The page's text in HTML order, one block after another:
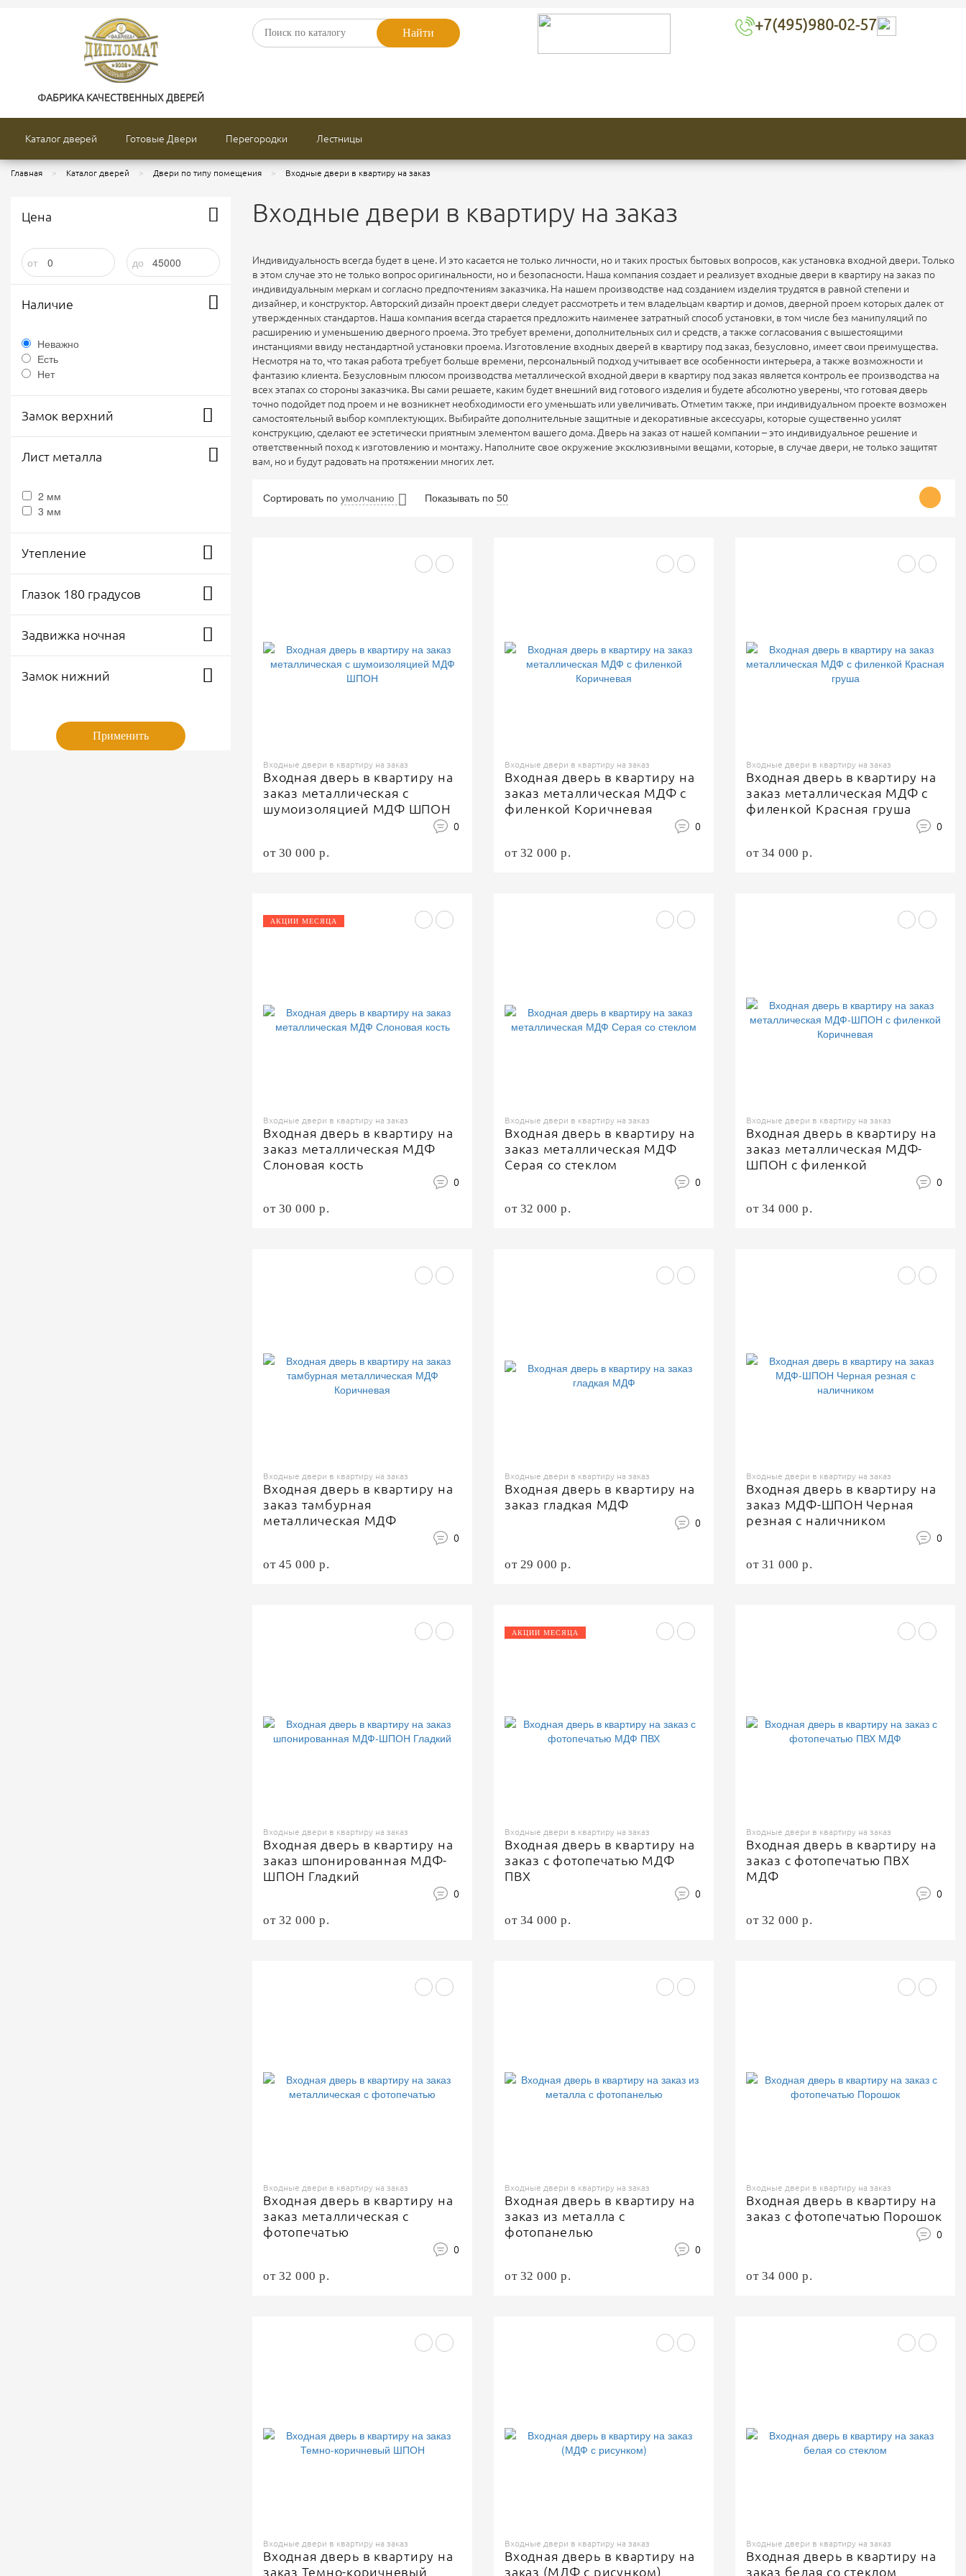
ФАБРИКА КАЧЕСТВЕННЫХ ДВЕРЕЙ
Найти +7(495)980-02-57
Каталог дверей
Двери по назначению Двери по конструкции
Готовые Двери Перегородки Лестницы
Главная Каталог дверей Двери по типу помещения Входные двери в квартиру на заказ
Цена
от до
Наличие
Неважно
Есть
Нет
Замок верхний
Лист металла
2 мм
3 мм
Утепление
Глазок 180 градусов
Задвижка ночная
Замок нижний
Применить
Входные двери в квартиру на заказ
Индивидуальность всегда будет в цене. И это касается не только личности, но и таких простых бытовых вопросов, как установка входной двери. Только
в этом случае это не только вопрос оригинальности, но и безопасности. Наша компания создает и реализует входные двери в квартиру на заказ по
индивидуальным меркам и согласно предпочтениям заказчика. На нашем производстве над созданием изделия трудятся в равной степени и
дизайнер, и конструктор. Авторский дизайн проект двери следует рассмотреть и тем владельцам квартир и домов, дверной проем которых далек от
утвержденных стандартов. Наша компания всегда старается предложить наименее затратный способ установки, в том числе без манипуляций по
расширению и уменьшению дверного проема. Это требует времени, дополнительных сил и средств, а также согласования с вышестоящими
инстанциями ввиду нестандартной установки проема. Изготовление входных дверей в квартиру под заказ, безусловно, имеет свои преимущества.
Несмотря на то, что такая работа требует больше времени, персональный подход учитывает все особенности интерьера, а также возможности и
фантазию клиента. Безусловным плюсом производства металлической входной двери в квартиру под заказ является контроль ее производства на
всех этапах со стороны заказчика. Вы сами решаете, каким будет внешний вид готового изделия и будете абсолютно уверены, что готовая дверь
точно подойдет под проем и не возникнет необходимости его уменьшать или увеличивать. Отметим также, при индивидуальном проекте возможен
самостоятельный выбор комплектующих. Выбирайте дополнительные защитные и декоративные аксессуары, которые существенно усилят
конструкцию, сделают ее эстетически приятным элементом вашего дома. Дверь на заказ от нашей компании – это индивидуальное решение и
ответственный поход к изготовлению и монтажу. Наполните свое окружение эксклюзивными вещами, которые, в случае двери, не только защитят
вам, но и будут радовать на протяжении многих лет.
Сортировать по умолчанию Показывать по 50
Входные двери в квартиру на заказ
Входная дверь в квартиру на
заказ металлическая с
шумоизоляцией МДФ ШПОН
0
от 30 000 р.
Входные двери в квартиру на заказ
Входная дверь в квартиру на
заказ металлическая МДФ с
филенкой Коричневая
0
от 32 000 р.
Входные двери в квартиру на заказ
Входная дверь в квартиру на
заказ металлическая МДФ с
филенкой Красная груша
0
от 34 000 р.
АКЦИИ МЕСЯЦА
Входные двери в квартиру на заказ
Входная дверь в квартиру на
заказ металлическая МДФ
Слоновая кость
0
от 30 000 р.
Входные двери в квартиру на заказ
Входная дверь в квартиру на
заказ металлическая МДФ
Серая со стеклом
0
от 32 000 р.
Входные двери в квартиру на заказ
Входная дверь в квартиру на
заказ металлическая МДФ-
ШПОН с филенкой
0
от 34 000 р.
Входные двери в квартиру на заказ
Входная дверь в квартиру на
заказ тамбурная
металлическая МДФ
0
от 45 000 р.
Входные двери в квартиру на заказ
Входная дверь в квартиру на
заказ гладкая МДФ
0
от 29 000 р.
Входные двери в квартиру на заказ
Входная дверь в квартиру на
заказ МДФ-ШПОН Черная
резная с наличником
0
от 31 000 р.
Входные двери в квартиру на заказ
Входная дверь в квартиру на
заказ шпонированная МДФ-
ШПОН Гладкий
0
от 32 000 р.
АКЦИИ МЕСЯЦА
Входные двери в квартиру на заказ
Входная дверь в квартиру на
заказ с фотопечатью МДФ
ПВХ
0
от 34 000 р.
Входные двери в квартиру на заказ
Входная дверь в квартиру на
заказ с фотопечатью ПВХ
МДФ
0
от 32 000 р.
Входные двери в квартиру на заказ
Входная дверь в квартиру на
заказ металлическая с
фотопечатью
0
от 32 000 р.
Входные двери в квартиру на заказ
Входная дверь в квартиру на
заказ из металла с
фотопанелью
0
от 32 000 р.
Входные двери в квартиру на заказ
Входная дверь в квартиру на
заказ с фотопечатью Порошок
0
от 34 000 р.
Входные двери в квартиру на заказ
Входная дверь в квартиру на
заказ Темно-коричневый
Входные двери в квартиру на заказ
Входная дверь в квартиру на
заказ (МДФ с рисунком)
Входные двери в квартиру на заказ
Входная дверь в квартиру на
заказ белая со стеклом